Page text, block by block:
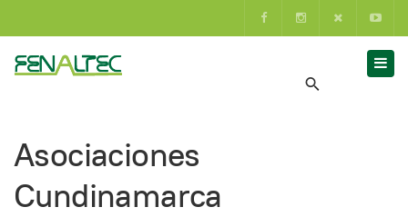
Asociaciones
Cundinamarca